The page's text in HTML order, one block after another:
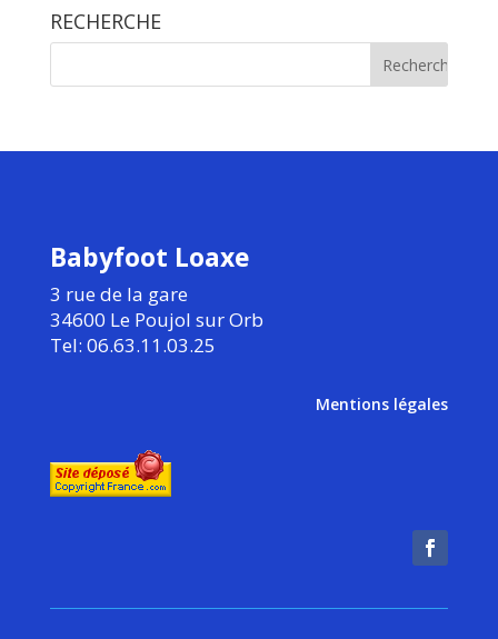
RECHERCHE
Babyfoot Loaxe
3 rue de la gare
34600 Le Poujol sur Orb
Tel: 06.63.11.03.25
Mentions légales